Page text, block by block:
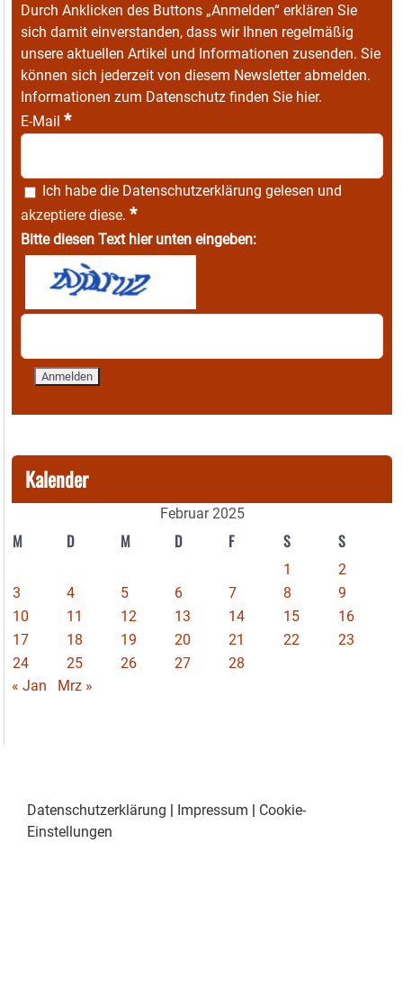
Durch Anklicken des Buttons „Anmelden“ erklären Sie
sich damit einverstanden, dass wir Ihnen regelmäßig
unsere aktuellen Artikel und Informationen zusenden. Sie
können sich jederzeit von diesem Newsletter abmelden.
Informationen zum Datenschutz finden Sie hier.
E-Mail *
Ich habe die Datenschutzerklärung gelesen und
akzeptiere diese. *
Bitte diesen Text hier unten eingeben:
Kalender
Februar 2025
M D M D F S S
1
2
3
4 5 6 7 8
9
10
11 12 13 14 15
16
17
18 19 20 21 22
23
24
25 26 27
28
« Jan
Mrz »
Datenschutzerklärung Impressum
Cookie-
Einstellungen